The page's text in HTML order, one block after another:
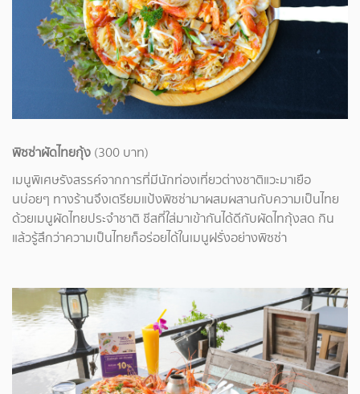
พิซซ่าผัดไทยกุ้ง (300 บาท)
เมนูพิเศษรังสรรค์จากการที่มีนักท่องเที่ยวต่างชาติแวะมาเยือ
นบ่อยๆ ทางร้านจึงเตรียมแป้งพิซซ่ามาผสมผสานกับความเป็นไทย
ด้วยเมนูผัดไทยประจำชาติ ชีสที่ใส่มาเข้ากันได้ดีกับผัดไทกุ้งสด กิน
แล้วรู้สึกว่าความเป็นไทยก็อร่อยได้ในเมนูฝรั่งอย่างพิซซ่า